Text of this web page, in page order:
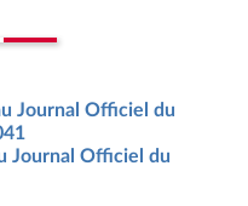
Journal Officiel du
Journal Officiel du